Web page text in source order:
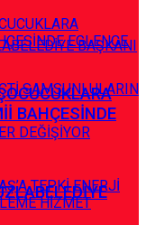
BAHÇESİNDE